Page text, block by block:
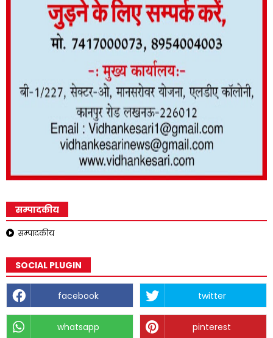
सम्पादकीय
सम्पादकीय
SOCIAL PLUGIN
facebook twitter
whatsapp pinterest